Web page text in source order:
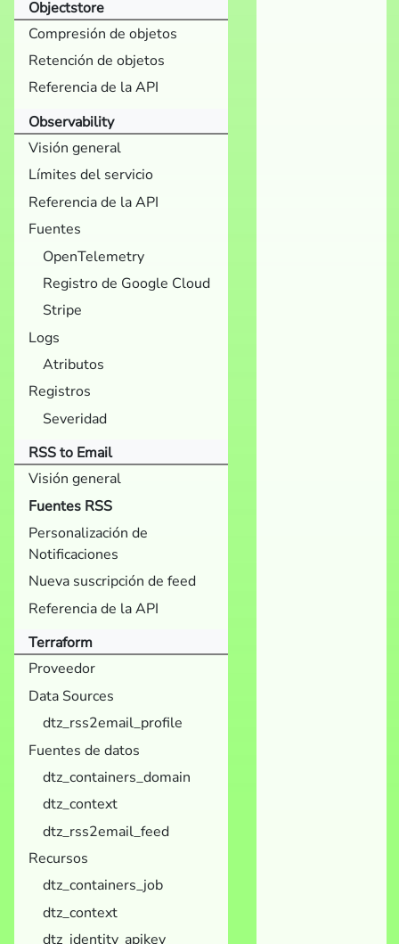
Objectstore
Compresión de objetos
Retención de objetos
Referencia de la API
Observability
Visión general
Límites del servicio
Referencia de la API
Fuentes
OpenTelemetry
Registro de Google Cloud
Stripe
Logs
Atributos
Registros
Severidad
RSS to Email
Visión general
Fuentes RSS
Personalización de
Notificaciones
Nueva suscripción de feed
Referencia de la API
Terraform
Proveedor
Data Sources
dtz_rss2email_profile
Fuentes de datos
dtz_containers_domain
dtz_context
dtz_rss2email_feed
Recursos
dtz_containers_job
dtz_context
dtz_identity_apikey